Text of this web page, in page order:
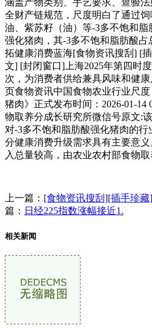
涵盖产物类别、手艺要求、查验
全财产链规范，尺度明白了通过
油、紫苏籽（油）等-3多不饱和
强化猪肉，其-3多不饱和脂肪酸
拓健康消费蓝海[食物资讯搜刮] [
文] [封闭窗口]上海2025年第四时
次，为消费者供给兼具风味和健
页食物资讯中国食物农业行业尺
猪肉》正式发布时间：2026-01-14
物取养分成长研究所微信号原文:
对-3多不饱和脂肪酸强化猪肉的
分健康消费升级需求具有主要意
入总量较高，由农业农村部食物
上一篇： [食物资讯搜刮][插手珍
篇： 日经225指数涨幅接近1.
相关新闻